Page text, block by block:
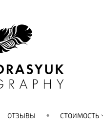
ОТЗЫВЫ СТОИМОСТЬ